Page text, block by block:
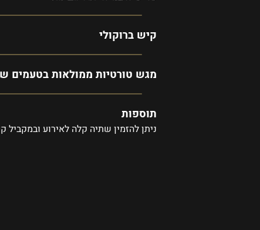
קיש ברוקולי
מגש טורטיות ממולאות בטעמים
תוספות
ניתן להזמין שתיה קלה לאירוע ובמקביל